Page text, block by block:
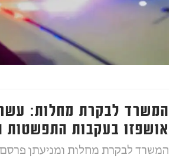
המשרד לבקרת מחלות:
אושפזו בעקבות התפשטות